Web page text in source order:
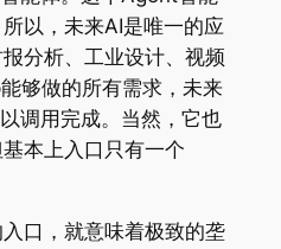
以，未来AI是唯一的应
分析、工业设计、视频
够做的所有需求，未来
调用完成。当然，它也
本上入口只有一个
口，就意味着极致的垄